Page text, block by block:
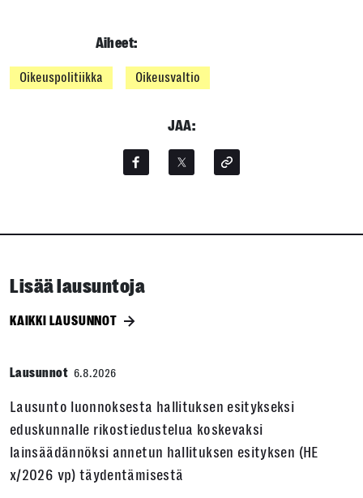
Aiheet:
Oikeuspolitiikka Oikeusvaltio
JAA:
Lisää lausuntoja
KAIKKI LAUSUNNOT
Lausunnot 6.8.2026
Lausunto luonnoksesta hallituksen esitykseksi
eduskunnalle rikostiedustelua koskevaksi
lainsäädännöksi annetun hallituksen esityksen (HE
x/2026 vp) täydentämisestä